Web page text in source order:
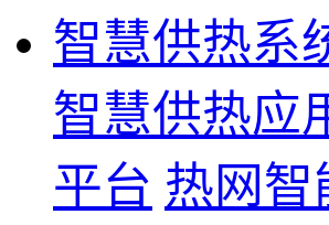
智慧供热系
智慧供热应
平台 热网智